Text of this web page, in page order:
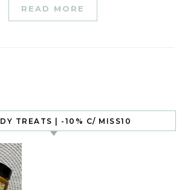
READ MORE
TREATS | -10% C/ MISS10